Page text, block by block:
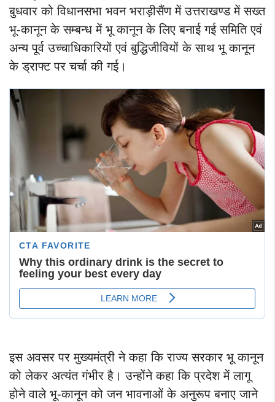
बुधवार को विधानसभा भवन भराड़ीसैंण में उत्तराखण्ड में सख्त
भू-कानून के सम्बन्ध में भू कानून के लिए बनाई गई समिति एवं
अन्य पूर्व उच्चाधिकारियों एवं बुद्धिजीवियों के साथ भू कानून
के ड्राफ्ट पर चर्चा की गई।
इस अवसर पर मुख्यमंत्री ने कहा कि राज्य सरकार भू कानून
को लेकर अत्यंत गंभीर है। उन्होंने कहा कि प्रदेश में लागू
होने वाले भू-कानून को जन भावनाओं के अनुरूप बनाए जाने